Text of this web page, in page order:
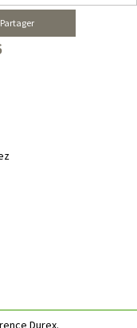
Partager
Durex.